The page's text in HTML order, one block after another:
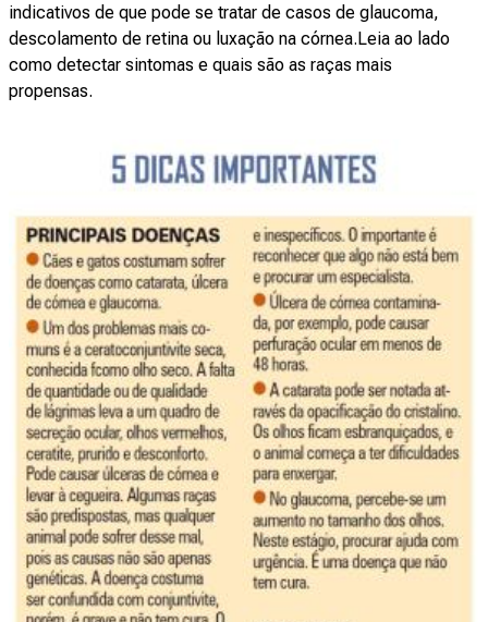
indicativos de que pode se tratar de casos de glaucoma,
descolamento de retina ou luxação na córnea.Leia ao lado
como detectar sintomas e quais são as raças mais
propensas.